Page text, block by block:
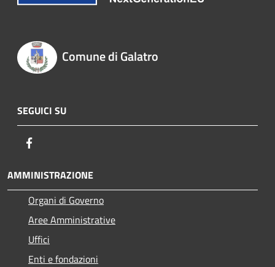
Comune di Galatro
SEGUICI SU
AMMINISTRAZIONE
Organi di Governo
Aree Amministrative
Uffici
Enti e fondazioni